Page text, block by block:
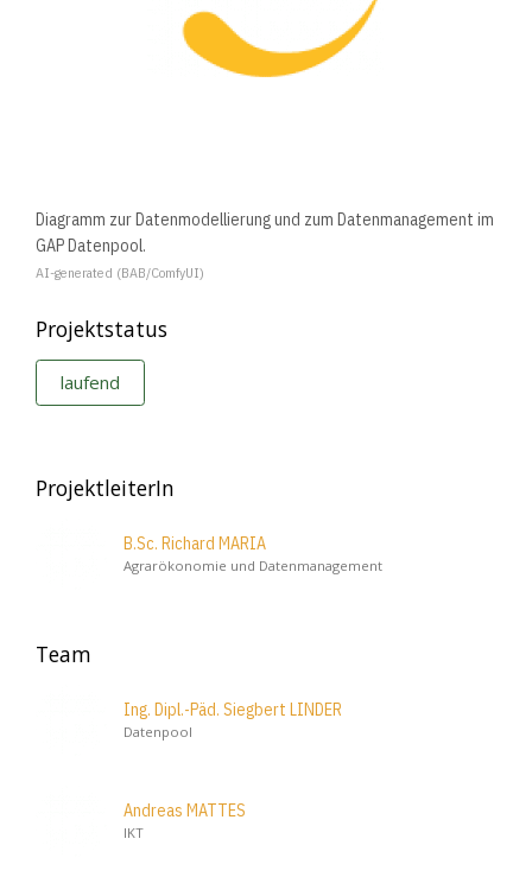
Diagramm zur Datenmodellierung und zum Datenmanagement im
GAP Datenpool.
AI-generated (BAB/ComfyUI)
Projektstatus
laufend
ProjektleiterIn
B.Sc. Richard MARIA
Agrarökonomie und Datenmanagement
Team
Ing. Dipl.-Päd. Siegbert LINDER
Datenpool
Andreas MATTES
IKT